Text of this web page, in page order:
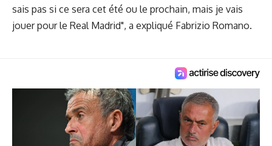
sais pas si ce sera cet été ou le prochain, mais je vais
jouer pour le Real Madrid", a expliqué Fabrizio Romano.